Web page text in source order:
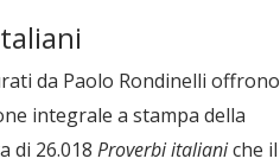
da Paolo Rondinelli offrono
integrale a stampa della
di 26.018 Proverbi italianiche il